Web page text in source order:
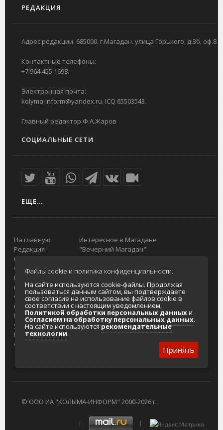
РЕДАКЦИЯ
Адрес редакции: 685000. г.Магадан. улица Горького, д.3б, оф.8
Контактные телефоны:
+7 964 455 1698.
Электронная почта:
kolyma-inform@yandex.ru. ICQ 65503543.
Главный редактор Ф.А.Жаров
СОЦИАЛЬНЫЕ СЕТИ
ЕЩЕ...
На главную
Редакция
портала
О проекте
Реклама на
портале
Отзывы и
предложения
Интернет-
услуги
Разработка
сайтов
Интересное в Магадане
"Вечерний Магадан"
Городская доска объявлений
Главный туристический портал
Колымы
Политика в отношении обработки
персональных данных
Согласие на обработку персональных
данных
© ООО ИА "КОЛЫМА-ИНФОРМ" 2000-2026 г.
Файлы cookie и политика конфиденциальности.
На сайте используются cookie-файлы. Продолжая
пользоваться данным сайтом, вы подтверждаете
свое согласие на использование файлов cookie в
соответствии с настоящим уведомлением,
Политикой обработки персональных данныхи
Согласием на обработку персональных данных.
На сайте используютсярекомендательные
технологии.
Принять